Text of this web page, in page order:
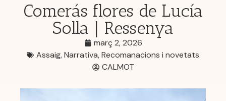
Comerás flores de Lucía
Solla | Ressenya
març 2, 2026
Assaig,Narrativa,Recomanacions i novetats
CALMOT